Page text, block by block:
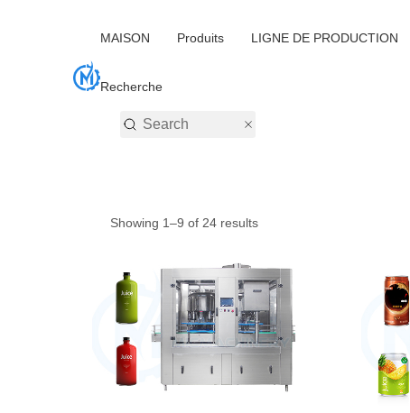
MAISON Produits LIGNE DE PRODUCTION
Recherche
Showing 1–9 of 24 results